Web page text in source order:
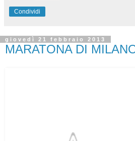
Condividi
giovedì 21 febbraio 2013
MARATONA DI